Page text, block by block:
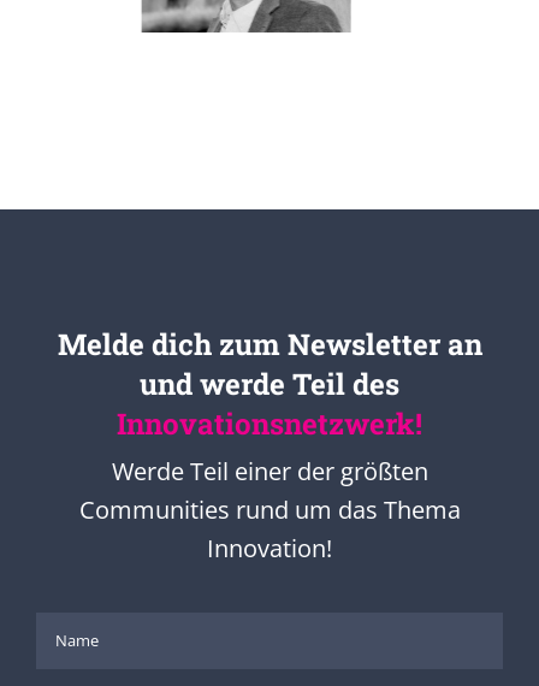
und werde Teil des
Innovationsnetzwerk!
Werde Teil einer der größten
Communities rund um das Thema
Innovation!